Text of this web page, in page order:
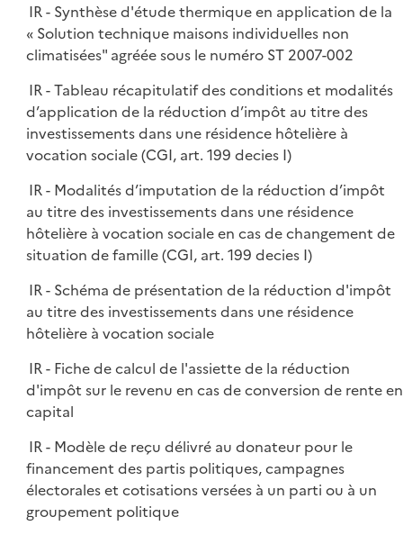
IR - Synthèse d'étude thermique en application de la
« Solution technique maisons individuelles non
climatisées" agréée sous le numéro ST 2007-002
IR - Tableau récapitulatif des conditions et modalités
d’application de la réduction d’impôt au titre des
investissements dans une résidence hôtelière à
vocation sociale (CGI, art. 199 decies I)
IR - Modalités d’imputation de la réduction d’impôt
au titre des investissements dans une résidence
hôtelière à vocation sociale en cas de changement de
situation de famille (CGI, art. 199 decies I)
IR - Schéma de présentation de la réduction d'impôt
au titre des investissements dans une résidence
hôtelière à vocation sociale
IR - Fiche de calcul de l'assiette de la réduction
d'impôt sur le revenu en cas de conversion de rente en
capital
IR - Modèle de reçu délivré au donateur pour le
financement des partis politiques, campagnes
électorales et cotisations versées à un parti ou à un
groupement politique